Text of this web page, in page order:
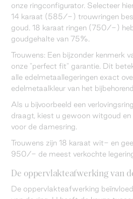
onze ringconfigurator. Selecteer
14 karaat (585/-) trouwringen
goud. 18 karaat ringen (750/-)
goudgehalte van 75%.
Trouwens: Een bijzonder kenmerk
onze "perfect fit" garantie. Dit
alle edelmetaallegeringen exact
edelmetaalkleur van het
Als u bijvoorbeeld een
draagt, kiest u gewoon witgoud en
voor de damesring.
Trouwens zijn 18 karaat wit- en
950/- de meest verkochte
De oppervlakteafwerking van
De oppervlakteafwerking